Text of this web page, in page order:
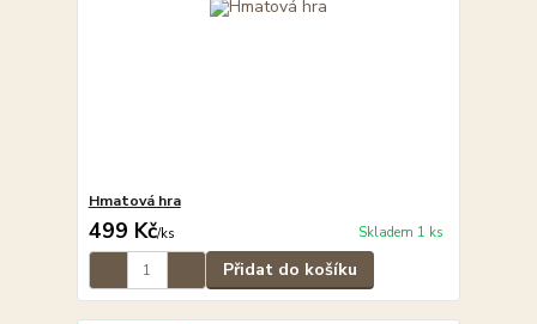
Hmatová hra
499 Kč/ks Skladem 1 ks
Přidat do košíku